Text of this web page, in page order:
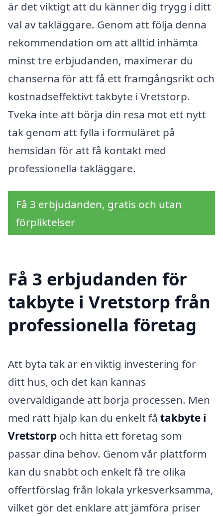
är det viktigt att du känner dig trygg i ditt
val av takläggare. Genom att följa denna
rekommendation om att alltid inhämta
minst tre erbjudanden, maximerar du
chanserna för att få ett framgångsrikt och
kostnadseffektivt takbyte i Vretstorp.
Tveka inte att börja din resa mot ett nytt
tak genom att fylla i formuläret på
hemsidan för att få kontakt med
professionella takläggare.
Få 3 erbjudanden, gratis och utan
förpliktelser
Få 3 erbjudanden för
takbyte i Vretstorp från
professionella företag
Att byta tak är en viktig investering för
ditt hus, och det kan kännas
överväldigande att börja processen. Men
med rätt hjälp kan du enkelt få takbyte i
Vretstorp och hitta ett företag som
passar dina behov. Genom vår plattform
kan du snabbt och enkelt få tre olika
offertförslag från lokala yrkesverksamma,
vilket gör det enklare att jämföra priser